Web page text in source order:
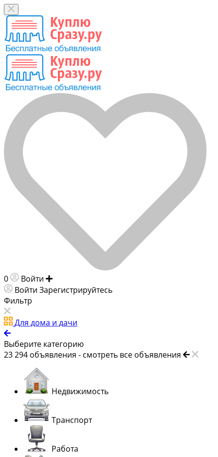
0 Войти
Войти Зарегистрируйтесь
Фильтр
Для дома и дачи
Выберите категорию
23 294 объявления - смотреть все объявления
Недвижимость
Транспорт
Работа